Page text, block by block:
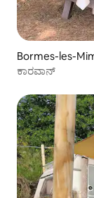
Bormes-les-
ಕಾರವಾನ್